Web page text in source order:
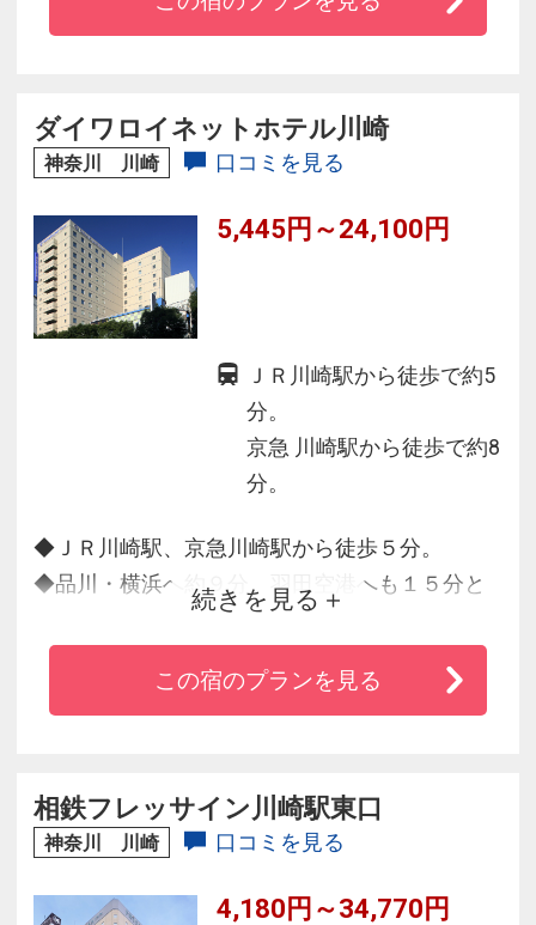
サウナ、岩盤浴、お食事、ご宴会、多彩なウェ
匠。ここは、都会の中の「温泉郷」です。
ダイワロイネットホテル川崎
神奈川 川崎 口コミを見る
5,445円～24,100円
ＪＲ川崎駅から徒歩で約5
分。
京急 川崎駅から徒歩で約8
分。
◆ＪＲ川崎駅、京急川崎駅から徒歩５分。
◆品川・横浜へ約９分、羽田空港へも１５分と
◆全客室ＷｉＦｉ無料（有線ＬＡＮも無料設
置）でビジネス利用に最適。
◆加湿機能付空気清浄機、大型液晶テレビなど
充実の設備をご用意。
続きを見る
この宿のプランを見る
相鉄フレッサイン川崎駅東口
神奈川 川崎 口コミを見る
4,180円～34,770円